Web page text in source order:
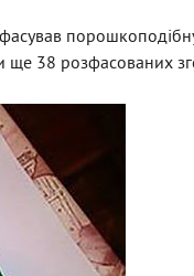
ще 38 розфасованих